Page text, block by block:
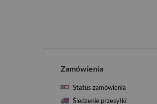
Zamówienia
Status zamówienia
Śledzenie przesyłki